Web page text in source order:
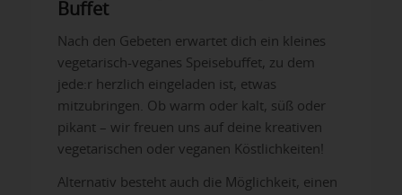
Buffet
Nach den Gebeten erwartet dich ein kleines
vegetarisch-veganes Speisebuffet, zu dem
jede:r herzlich eingeladen ist, etwas
mitzubringen. Ob warm oder kalt, süß oder
pikant – wir freuen uns auf deine kreativen
vegetarischen oder veganen Köstlichkeiten!
Alternativ besteht auch die Möglichkeit, einen